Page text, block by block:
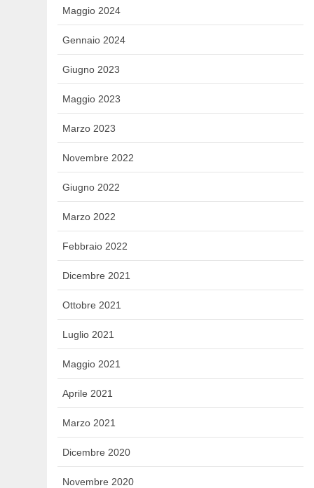
Maggio 2024
Gennaio 2024
Giugno 2023
Maggio 2023
Marzo 2023
Novembre 2022
Giugno 2022
Marzo 2022
Febbraio 2022
Dicembre 2021
Ottobre 2021
Luglio 2021
Maggio 2021
Aprile 2021
Marzo 2021
Dicembre 2020
Novembre 2020